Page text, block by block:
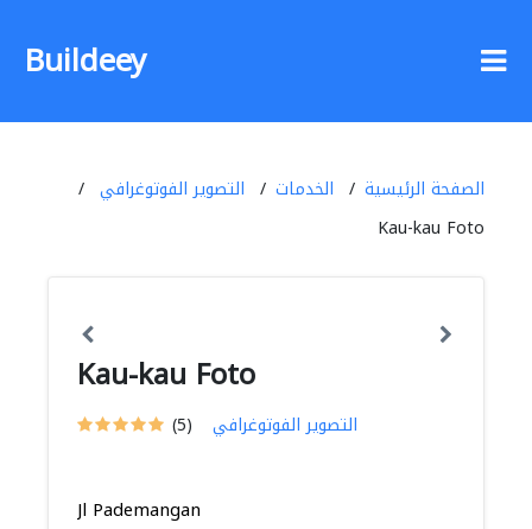
Buildeey
الصفحة الرئيسية الخدمات
التصوير الفوتوغرافي
Kau-kau Foto
Kau-kau Foto
(5) التصوير الفوتوغرافي
Jl Pademangan